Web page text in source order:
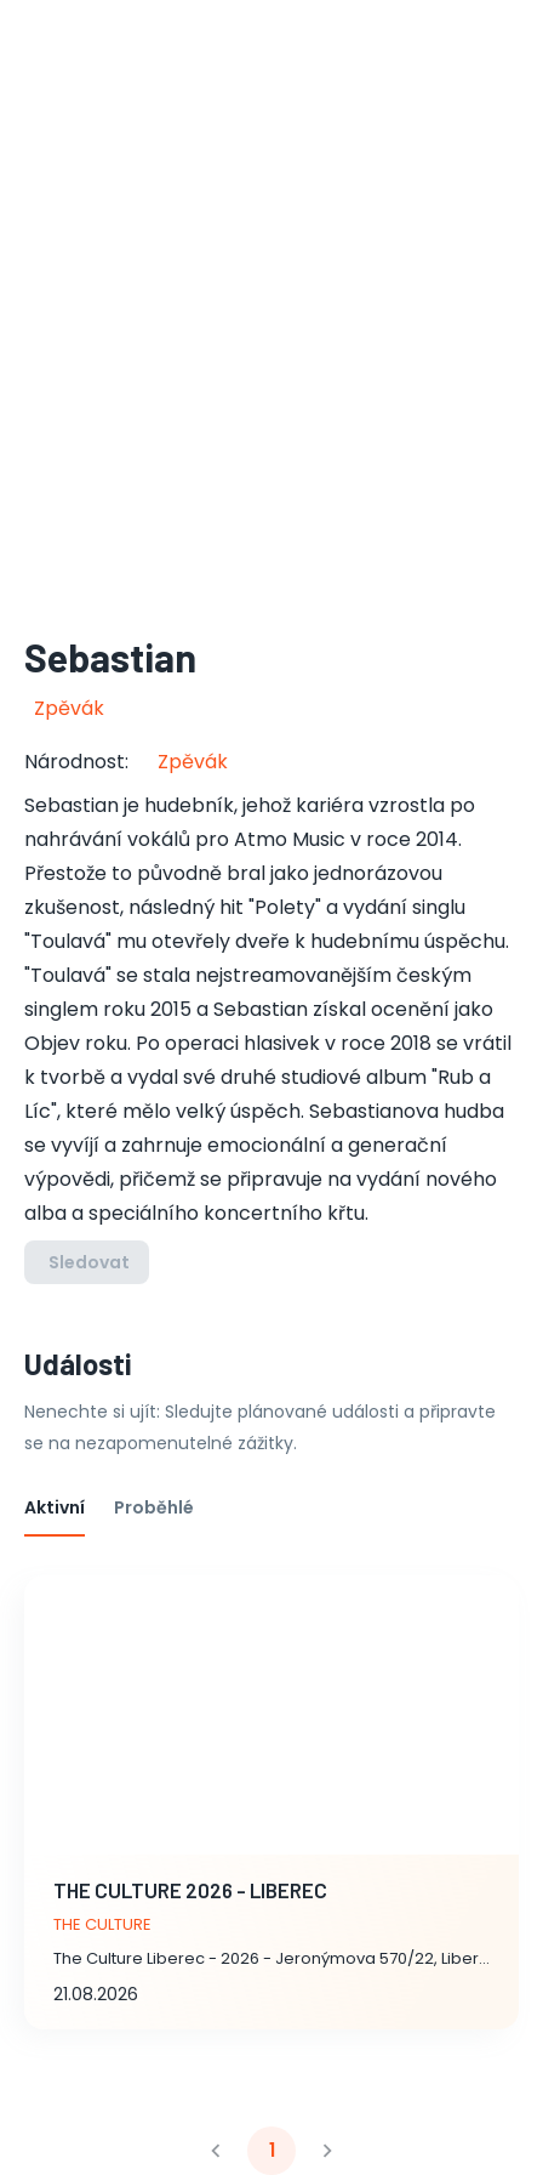
Sebastian
Zpěvák
Národnost:
Zpěvák
Sebastian je hudebník, jehož kariéra vzrostla po
nahrávání vokálů pro Atmo Music v roce 2014.
Přestože to původně bral jako jednorázovou
zkušenost, následný hit "Polety" a vydání singlu
"Toulavá" mu otevřely dveře k hudebnímu úspěchu.
"Toulavá" se stala nejstreamovanějším českým
singlem roku 2015 a Sebastian získal ocenění jako
Objev roku. Po operaci hlasivek v roce 2018 se vrátil
k tvorbě a vydal své druhé studiové album "Rub a
Líc", které mělo velký úspěch. Sebastianova hudba
se vyvíjí a zahrnuje emocionální a generační
výpovědi, přičemž se připravuje na vydání nového
alba a speciálního koncertního křtu.
Sledovat
Události
Nenechte si ujít: Sledujte plánované události a připravte
se na nezapomenutelné zážitky.
Aktivní Proběhlé
THE CULTURE 2026 - LIBEREC
THE CULTURE
The Culture Liberec - 2026 - Jeronýmova 570/22, Liberec
21.08.2026
1